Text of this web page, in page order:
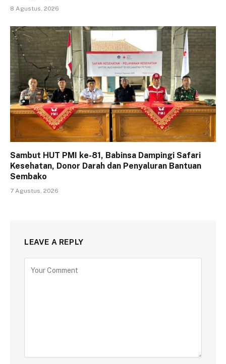
8 Agustus, 2026
Sambut HUT PMI ke-81, Babinsa Dampingi Safari
Kesehatan, Donor Darah dan Penyaluran Bantuan
Sembako
7 Agustus, 2026
LEAVE A REPLY